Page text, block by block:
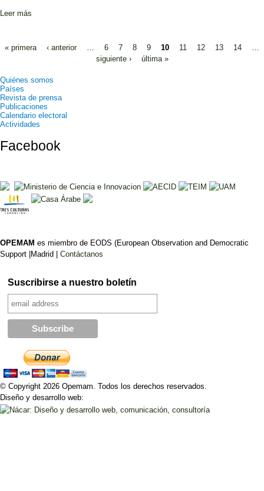
Leer más
Páginas
« primera ‹ anterior 6 7 8 9 10 11 12 13 14
siguiente ›
última »
Quiénes somos
Países
Revista de prensa
Publicaciones
Calendario electoral
Actividades
Facebook
OPEMAM es miembro de EODS (European Observation and Democratic
Support |Madrid | Contáctanos
Suscribirse a nuestro boletín
© Copyright 2026 Opemam. Todos los derechos reservados.
Diseño y desarrollo web: